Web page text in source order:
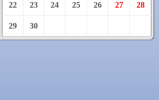
22 23 24 25 26 27 28
29 30